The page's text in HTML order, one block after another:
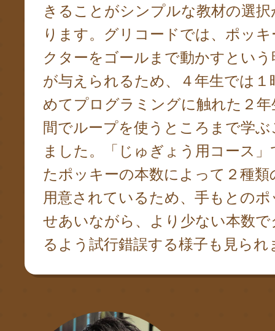
きることがシンプルな教材の選
ります。グリコードでは、ポッ
クターをゴールまで動かすという
が与えられるため、４年生では１
めてプログラミングに触れた２
間でループを使うところまで学
ました。「じゅぎょう用コース
たポッキーの本数によって２種
用意されているため、手もとの
せあいながら、より少ない本数
るよう試行錯誤する様子も見られ